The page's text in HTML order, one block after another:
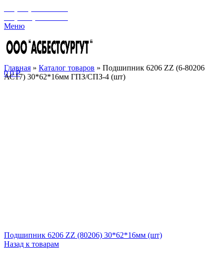
Меню
00₽
Главная » Каталог товаров » Подшипник 6206 ZZ (6-80206
АС17) 30*62*16мм ГПЗ/СПЗ-4 (шт)
Подшипник 6206 ZZ (80206) 30*62*16мм (шт)
Назад к товарам